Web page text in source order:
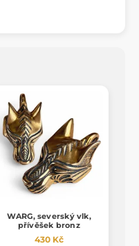
WARG, severský vlk,
přívěšek bronz
430 Kč